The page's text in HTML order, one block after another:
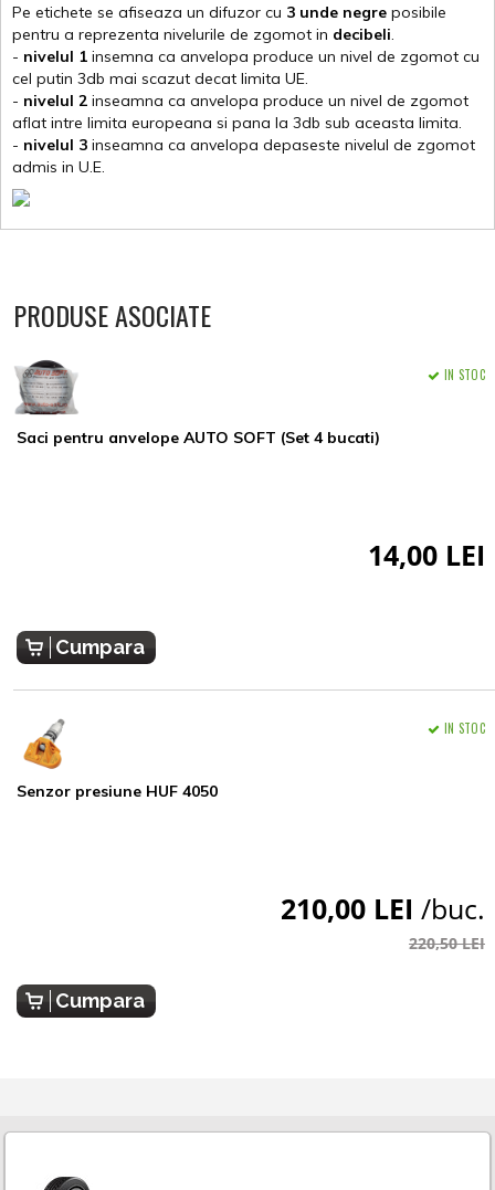
Pe etichete se afiseaza un difuzor cu 3 unde negre posibile
pentru a reprezenta nivelurile de zgomot in decibeli.
- nivelul 1 insemna ca anvelopa produce un nivel de zgomot cu
cel putin 3db mai scazut decat limita UE.
- nivelul 2 inseamna ca anvelopa produce un nivel de zgomot
aflat intre limita europeana si pana la 3db sub aceasta limita.
- nivelul 3 inseamna ca anvelopa depaseste nivelul de zgomot
admis in U.E.
PRODUSE ASOCIATE
Saci pentru anvelope AUTO SOFT (Set 4 bucati)
IN STOC
14,00 LEI
Cumpara
Senzor presiune HUF 4050
IN STOC
210,00 LEI /buc.
220,50 LEI
Cumpara